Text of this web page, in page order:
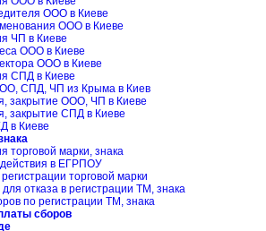
ООО в Киеве
ООО в Киеве
ЧП в Киеве
ООО в Киеве
ООО в Киеве
СПД в Киеве
СПД, ЧП из Крыма в Киев
закрытие ООО, ЧП в Киеве
закрытие СПД в Киеве
в Киеве
торговой марки, знака
в ЕГРПОУ
торговой марки
отказа в регистрации ТМ, знака
по регистрации ТМ, знака
сборов